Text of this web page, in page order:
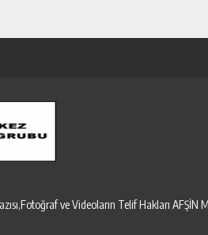
ve Videoların Telif Hakları